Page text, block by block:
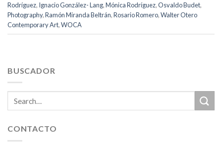
Rodríguez, Ignacio González- Lang,Mónica Rodríguez,Osvaldo Budet,
Photography,Ramón Miranda Beltrán,Rosario Romero,Walter Otero
Contemporary Art,WOCA
BUSCADOR
CONTACTO